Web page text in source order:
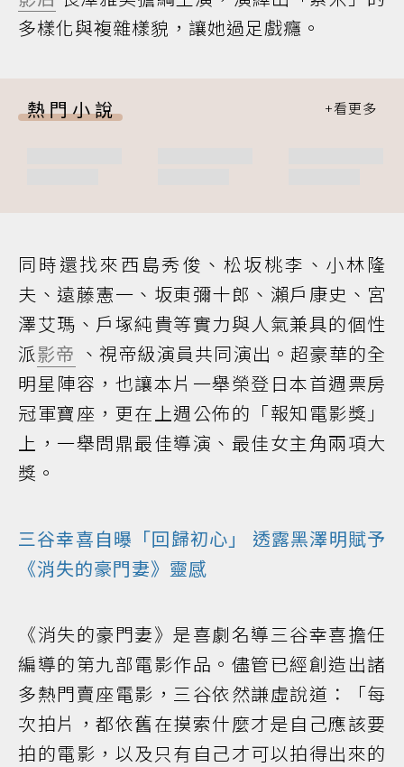
多樣化與複雜樣貌，讓她過足戲癮。
熱門小說
同時還找來西島秀俊、松坂桃李、小林隆
夫、遠藤憲一、坂東彌十郎、瀨戶康史、宮
澤艾瑪、戶塚純貴等實力與人氣兼具的個性
派影帝 、視帝級演員共同演出。超豪華的全
明星陣容，也讓本片一舉榮登日本首週票房
冠軍寶座，更在上週公佈的「報知電影獎」
上，一舉問鼎最佳導演、最佳女主角兩項大
獎。
三谷幸喜自曝「回歸初心」 透露黑澤明賦予
《消失的豪門妻》靈感
《消失的豪門妻》是喜劇名導三谷幸喜擔任
編導的第九部電影作品。儘管已經創造出諸
多熱門賣座電影，三谷依然謙虛說道：「每
次拍片，都依舊在摸索什麼才是自己應該要
拍的電影，以及只有自己才可以拍得出來的